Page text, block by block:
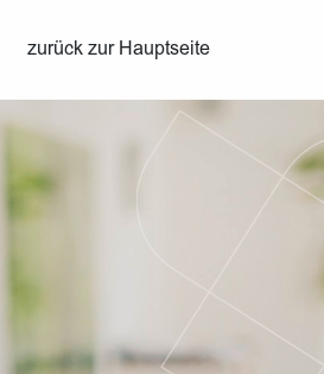
zurück zur Hauptseite